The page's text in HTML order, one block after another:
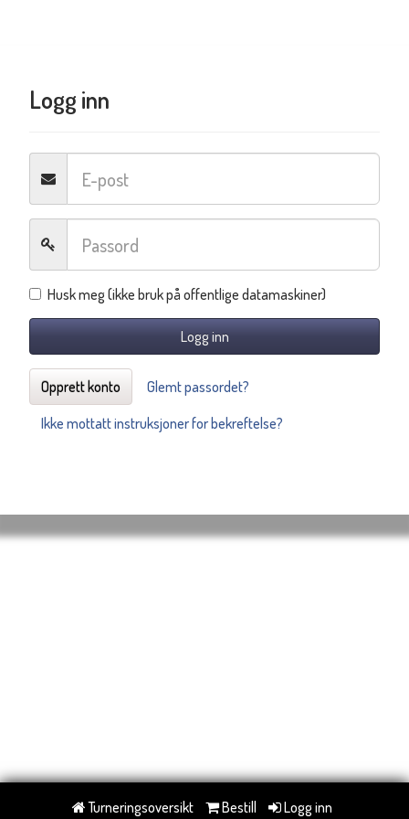
Logg inn
Husk meg (ikke bruk på offentlige datamaskiner)
Logg inn
Opprett konto
Glemt passordet?
Ikke mottatt instruksjoner for bekreftelse?
Turneringsoversikt Bestill Logg inn